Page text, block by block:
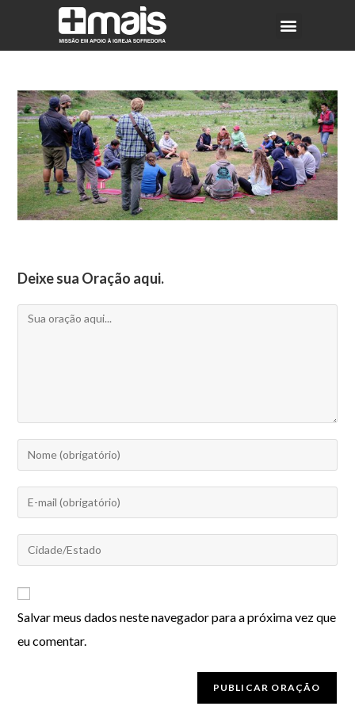
Deixe sua Oração aqui.
Salvar meus dados neste navegador para a próxima vez que
eu comentar.